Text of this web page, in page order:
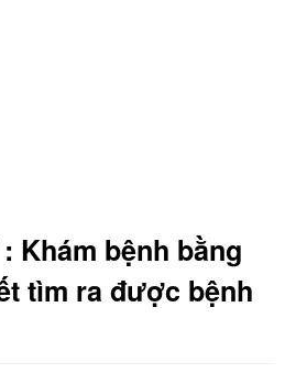
Khám bệnh bằng
tìm ra được bệnh